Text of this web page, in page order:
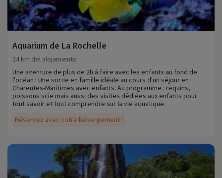
Aquarium de La Rochelle
Réservez avec votre hébergement !
24 km del alojamiento
Une aventure de plus de 2h à faire avec les enfants au fond de
l'océan ! Une sortie en famille idéale au cours d'un séjour en
Charentes-Maritimes avec enfants. Au programme : requins,
poissons scie mais aussi des visites dédiées aux enfants pour
tout savoir et tout comprendre sur la vie aquatique.